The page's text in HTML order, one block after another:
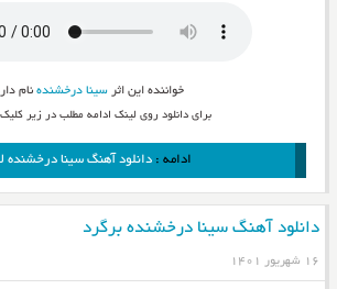
خواننده این اثر سینا درخشندهنام
برای دانلود روی لینک ادامه مطلب در زیر کلیک
ادامه :دانلود آهنگ سینا درخشنده
دانلود آهنگ سینا درخشنده برگرد
۱۶ شهریور ۱۴۰۱